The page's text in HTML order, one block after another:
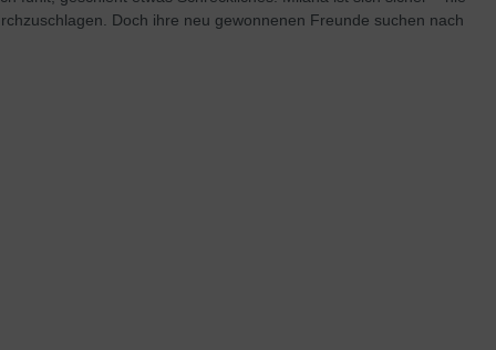
Doch ihre neu gewonnenen Freunde suchen nach